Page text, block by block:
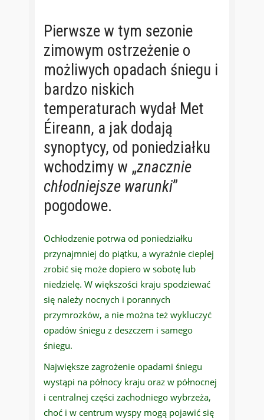
Pierwsze w tym sezonie
zimowym ostrzeżenie o
możliwych opadach śniegu i
bardzo niskich
temperaturach wydał Met
Éireann, a jak dodają
synoptycy, od poniedziałku
wchodzimy w „znacznie
chłodniejsze warunki”
pogodowe.
Ochłodzenie potrwa od poniedziałku
przynajmniej do piątku, a wyraźnie cieplej
zrobić się może dopiero w sobotę lub
niedzielę. W większości kraju spodziewać
się należy nocnych i porannych
przymrozków, a nie można też wykluczyć
opadów śniegu z deszczem i samego
śniegu.
Największe zagrożenie opadami śniegu
wystąpi na północy kraju oraz w północnej
i centralnej części zachodniego wybrzeża,
choć i w centrum wyspy mogą pojawić się